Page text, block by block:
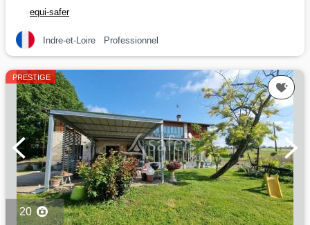
equi-safer
Indre-et-Loire Professionnel
PRESTIGE
20